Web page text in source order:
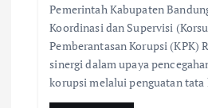
Pemerintah Kabupaten
Koordinasi dan Supervisi
Pemberantasan Korupsi (KPK)
sinergi dalam upaya
korupsi melalui penguatan